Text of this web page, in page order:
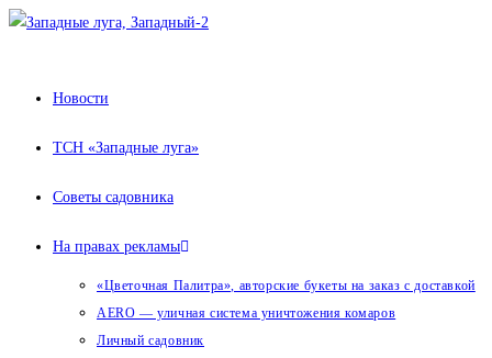
Перейти
Новости
ТСН «Западные луга»
Советы садовника
На правах рекламы
«Цветочная Палитра», авторские букеты на заказ с доставкой
AERO — уличная система уничтожения комаров
Личный садовник